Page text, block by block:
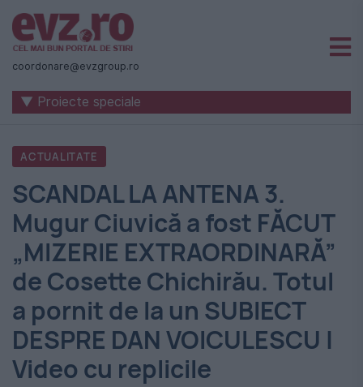
Știri
naționale
internaționale
România
-
Evenimentul
Zilei
coordonare@evzgroup.ro
▼ Proiecte speciale
ACTUALITATE
SCANDAL LA ANTENA 3.
Mugur Ciuvică a fost FĂCUT
„MIZERIE EXTRAORDINARĂ”
de Cosette Chichirău. Totul
a pornit de la un SUBIECT
DESPRE DAN VOICULESCU |
Video cu replicile